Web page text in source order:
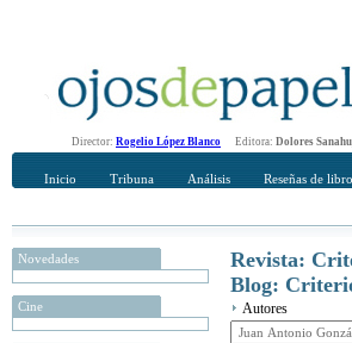
Director: Rogelio López Blanco Editora: Dolores
Inicio Tribuna Análisis Reseñas de
Novedades
Cine
Revista:
Blog:
Autores